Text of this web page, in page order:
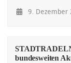
9. Dezember
bundesweiten